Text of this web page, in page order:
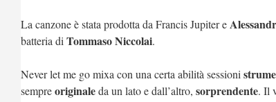
La canzone è stata prodotta da Francis Jupiter e
batteria di Tommaso Niccolai.
Never let me go mixa con una certa abilità sessioni
sempreoriginaleda un lato e dall’altro, sorprendente. Il